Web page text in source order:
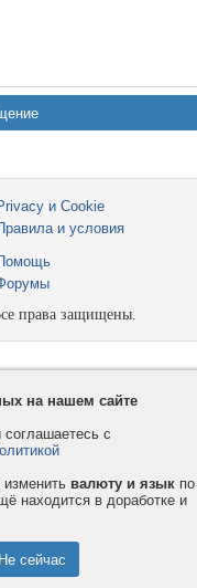
и Cookie
и условия
права защищены.
на нашем сайте
с
валюту и язык по
находится в доработке и